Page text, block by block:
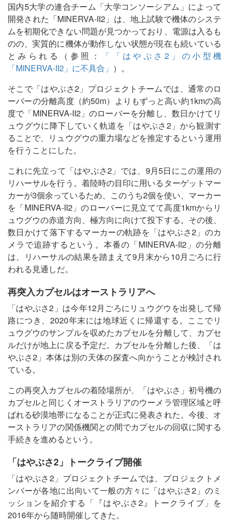
国内5大学の連合チーム「大学コンソーシアム」によって
開発された「MINERVA-II2」は、地上試験で機体のシステ
ムを初期化できない問題が見つかっており、電源は入るも
のの、実質的に機体が動作しない状態が現在も続いている
とみられる（参照：
「「はやぶさ2」の小型機
「MINERVA-II2」に不具合」 ）。
そこで「はやぶさ2」プロジェクトチームでは、通常のロ
ーバーの分離高度（約50m）よりもずっと高い約1kmの高
度で「MINERVA-II2」のローバーを分離し、数日かけてリ
ュウグウに降下していく軌道を「はやぶさ2」から観測す
ることで、リュウグウの重力場などを推定するという運用
を行うことにした。
これに先立って「はやぶさ2」では、9月5日にこの運用の
リハーサルを行う。着陸時の目印に用いるターゲットマー
カーが3個余っているため、このうち2個を使い、マーカー
を「MINERVA-II2」のローバーに見立てて高度1kmからリ
ュウグウの赤道方向、極方向に向けて投下する。その後、
数日かけて落下するマーカーの軌跡を「はやぶさ2」のカ
メラで追跡するという。本番の「MINERVA-II2」の分離
は、リハーサルの結果を踏まえて9月末から10月ごろに行
われる見通しだ。
再突入カプセルはオーストラリアへ
「はやぶさ2」は今年12月ごろにリュウグウを出発して帰
路につき、2020年末には地球近くに帰還する。ここでリ
ュウグウのサンプルを収めたカプセルを分離して、カプセ
ルだけが地上に戻る予定だ。カプセルを分離した後、「は
やぶさ2」本体は別の天体の探査へ向かうことが検討され
ている。
この再突入カプセルの着陸場所が、「はやぶさ」初号機の
カプセルと同じくオーストラリアのウーメラ管理区域と呼
ばれる砂漠地帯になることが正式に発表された。今後、オ
ーストラリアの関係機関との間でカプセルの回収に関する
手続きを進めるという。
「はやぶさ2」トークライブ開催
「はやぶさ2」プロジェクトチームでは、プロジェクトメ
ンバーが各地に出向いて一般の方々に「はやぶさ2」のミ
ッションを紹介する「『はやぶさ2』トークライブ」を
2016年から随時開催してきた。